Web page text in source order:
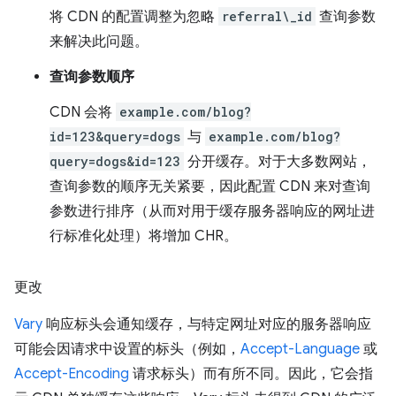
将 CDN 的配置调整为忽略 referral\_id 查询参数
来解决此问题。
查询参数顺序
CDN 会将 example.com/blog?
id=123&query=dogs 与 example.com/blog?
query=dogs&id=123 分开缓存。对于大多数网站，
查询参数的顺序无关紧要，因此配置 CDN 来对查询
参数进行排序（从而对用于缓存服务器响应的网址进
行标准化处理）将增加 CHR。
更改
Vary 响应标头会通知缓存，与特定网址对应的服务器响应
可能会因请求中设置的标头（例如， Accept-Language 或
Accept-Encoding 请求标头）而有所不同。因此，它会指